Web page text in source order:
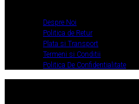
Despre Noi
Politica de Retur
Plata si Transport
Termeni si Conditii
Politica De Confidentialitate